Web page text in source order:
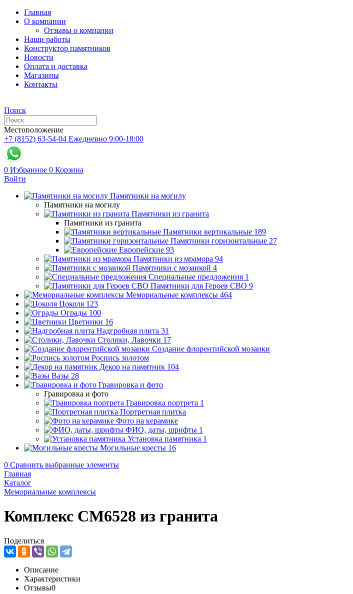
Главная
О компании
Отзывы о компании
Наши работы
Конструктор памятников
Новости
Оплата и доставка
Магазины
Контакты
Поиск
Местоположение
+7 (8152) 63-54-04 Ежедневно 9:00-18:00
0 Избранное 0 Корзина
Войти
Памятники на могилу
Памятники на могилу
Памятники из гранита
Памятники из гранита
Памятники вертикальные 189
Памятники горизонтальные 27
Европейские 93
Памятники из мрамора 94
Памятники с мозаикой 4
Специальные предложения 1
Памятники для Героев СВО 9
Мемориальные комплексы 464
Цоколя 123
Ограды 100
Цветники 16
Надгробная плита 31
Столики, Лавочки 17
Создание флорентийской мозаики
Роспись золотом
Декор на памятник 104
Вазы 28
Гравировка и фото
Гравировка и фото
Гравировка портрета 1
Портретная плитка
Фото на керамике
ФИО, даты, шрифты 1
Установка памятника 1
Могильные кресты 16
0 Сравнить выбранные элементы
Главная
Каталог
Мемориальные комплексы
Комплекс CM6528 из гранита
Поделиться
Описание
Характеристики
Отзывы0